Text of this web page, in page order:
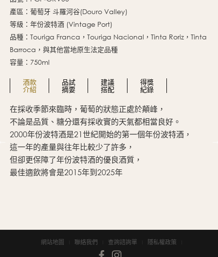
產區：葡萄牙 斗羅河谷(Douro Valley)
等級：年份波特酒 (Vintage Port)
品種：Touriga Franca，Touriga Nacional，Tinta Roriz，Tinta
Barroca，與其他當地原生法定品種
容量：750ml
酒款
介紹
品試
摘要
建議
搭配
得獎
紀錄
在採收季節來臨時，葡萄的狀態正處於顛峰，
不論是品質、糖分還有採收實的天氣都相當良好。
2000年份波特酒是21世紀開始的第一個年份波特酒，
這一年的產量與往年比較少了許多，
但卻更保障了年份波特酒的優良酒質，
最佳適飲將會是2015年到2025年
網站地圖 聯絡我們 查詢諮詢單 隱私權政策